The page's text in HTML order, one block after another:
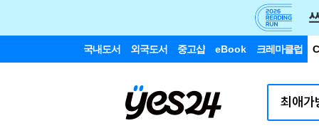
국내도서 외국도서 중고샵 eBook 크레마클럽